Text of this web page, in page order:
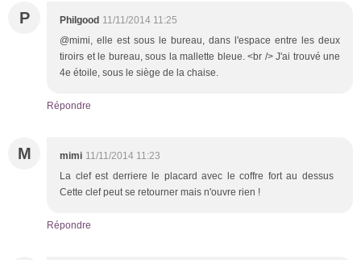
P Philgood 11/11/2014 11:25
@mimi, elle est sous le bureau, dans l'espace entre les deux
tiroirs et le bureau, sous la mallette bleue. <br /> J'ai trouvé une
4e étoile, sous le siège de la chaise.
Répondre
M mimi 11/11/2014 11:23
La clef est derriere le placard avec le coffre fort au dessus
Cette clef peut se retourner mais n'ouvre rien !
Répondre